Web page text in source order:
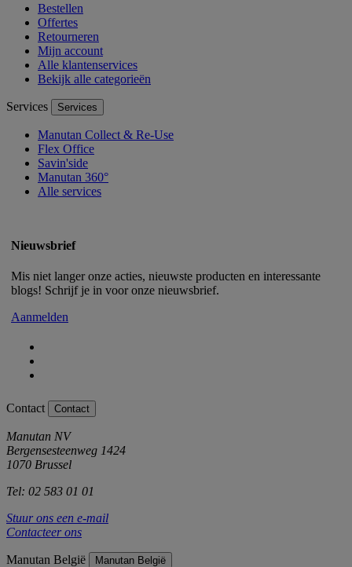
Bestellen
Offertes
Retourneren
Mijn account
Alle klantenservices
Bekijk alle categorieën
Services Services
Manutan Collect & Re-Use
Flex Office
Savin'side
Manutan 360°
Alle services
Nieuwsbrief
Mis niet langer onze acties, nieuwste producten en interessante
blogs! Schrijf je in voor onze nieuwsbrief.
Aanmelden
Contact Contact
Manutan NV
Bergensesteenweg 1424
1070 Brussel
Tel: 02 583 01 01
Stuur ons een e-mail
Contacteer ons
Manutan België Manutan België